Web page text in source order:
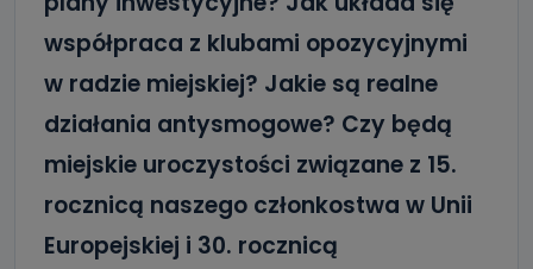
współpraca z klubami opozycyjnymi
w radzie miejskiej? Jakie są realne
działania antysmogowe? Czy będą
miejskie uroczystości związane z 15.
rocznicą naszego członkostwa w Unii
Europejskiej i 30. rocznicą